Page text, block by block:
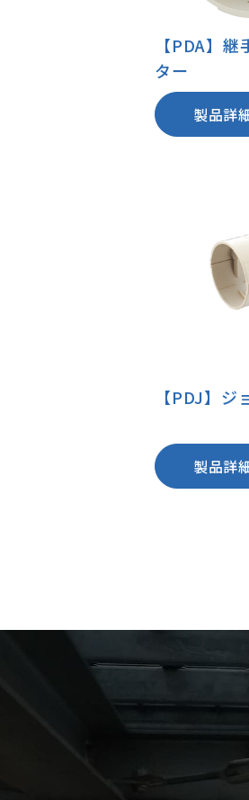
【PDA】
ター
製品詳
【PDJ】ジ
製品詳